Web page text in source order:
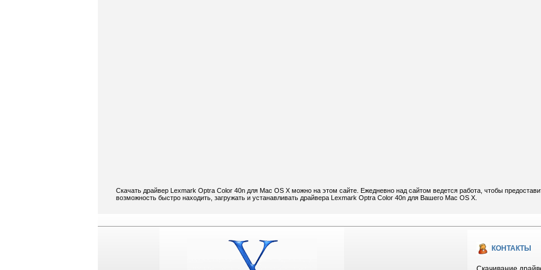
Скачать драйвер Lexmark Optra Color 40n для Mac OS X можно на этом сайте. Ежедневно над сайтом ведется работа, чтобы
возможность быстро находить, загружать и устанавливать драйвера Lexmark Optra Color 40n для Вашего Mac OS X.
КОНТАКТЫ